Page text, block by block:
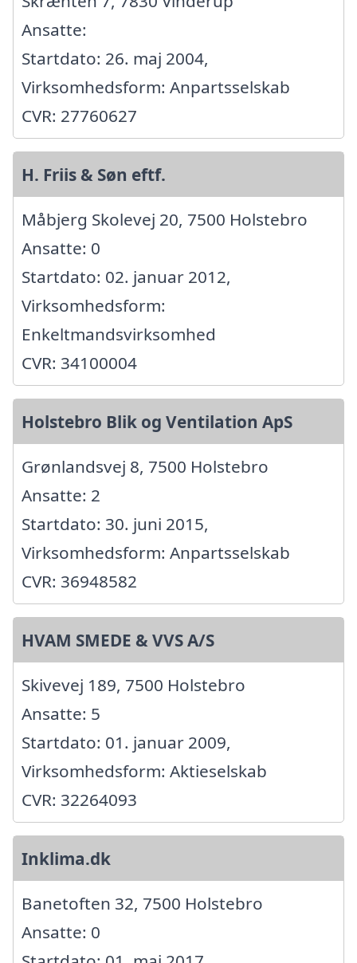
Ansatte:
Startdato: 26. maj 2004,
Virksomhedsform: Anpartsselskab
CVR: 27760627
H. Friis & Søn eftf.
Måbjerg Skolevej 20, 7500 Holstebro
Ansatte: 0
Startdato: 02. januar 2012,
Virksomhedsform:
Enkeltmandsvirksomhed
CVR: 34100004
Holstebro Blik og Ventilation ApS
Grønlandsvej 8, 7500 Holstebro
Ansatte: 2
Startdato: 30. juni 2015,
Virksomhedsform: Anpartsselskab
CVR: 36948582
HVAM SMEDE & VVS A/S
Skivevej 189, 7500 Holstebro
Ansatte: 5
Startdato: 01. januar 2009,
Virksomhedsform: Aktieselskab
CVR: 32264093
Inklima.dk
Banetoften 32, 7500 Holstebro
Ansatte: 0